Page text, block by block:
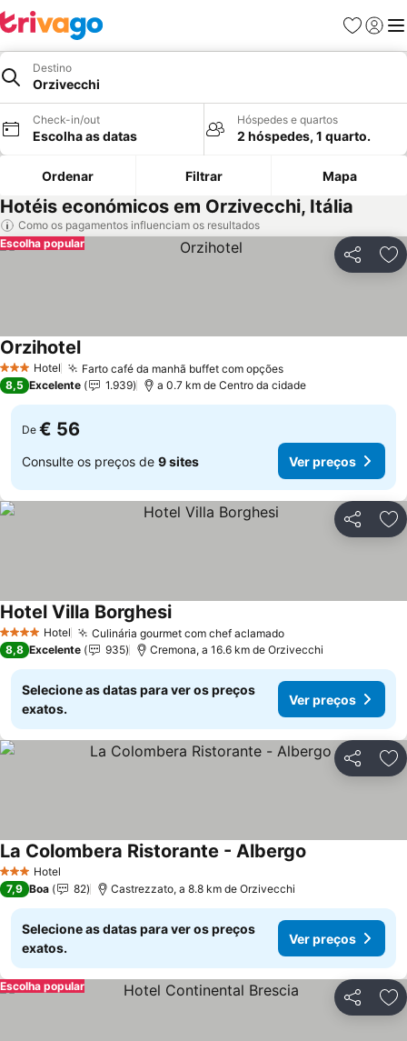
Favoritos
Iniciar
Destino
Orzivecchi
Check-in/out
Escolha as datas
Hóspedes e quartos
2 hóspedes, 1 quarto.
Ordenar Filtrar Mapa
Hotéis económicos em Orzivecchi, Itália
Como os pagamentos influenciam os resultados
Partilhar
Escolha popular
3 EstrelasHotel Farto café da manhã buffet com opçõesVer preços
OrzihotelVer preços
8,5 Excelente 1.939 a 0.7 km de Centro da cidade
De € 56
Consulte os preços de 9 sites Ver preços
Partilhar
4 EstrelasHotel Culinária gourmet com chef aclamadoVer preços
Hotel Villa BorghesiVer preços
8,8 Excelente 935 Cremona, a 16.6 km de Orzivecchi
Selecione as datas para ver os preços
exatos.
Ver preços
Partilhar
3 EstrelasHotel
La Colombera Ristorante - Albergo
7,9 Boa 82 Castrezzato, a 8.8 km de Orzivecchi
Selecione as datas para ver os preços
exatos.
Ver preços
Partilhar
Escolha popular